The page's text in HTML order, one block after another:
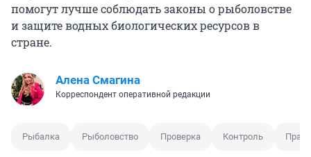
помогут лучше соблюдать законы о рыболовстве
и защите водных биологических ресурсов в
стране.
Алена Смагина
Корреспондент оперативной редакции
Рыбалка Рыболовство Проверка Контроль